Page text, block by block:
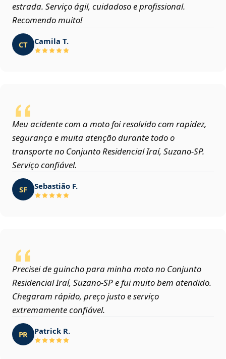
estrada. Serviço ágil, cuidadoso e profissional.
Recomendo muito!
CT Camila T.
Meu acidente com a moto foi resolvido com rapidez,
segurança e muita atenção durante todo o
transporte no Conjunto Residencial Iraí, Suzano‑SP.
Serviço confiável.
SF Sebastião F.
Precisei de guincho para minha moto no Conjunto
Residencial Iraí, Suzano‑SP e fui muito bem atendido.
Chegaram rápido, preço justo e serviço
extremamente confiável.
PR Patrick R.